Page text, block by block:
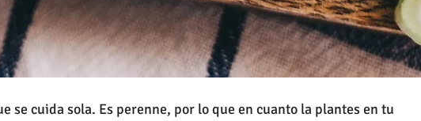
se cuida sola. Es perenne, por lo que en cuanto la plantes en tu